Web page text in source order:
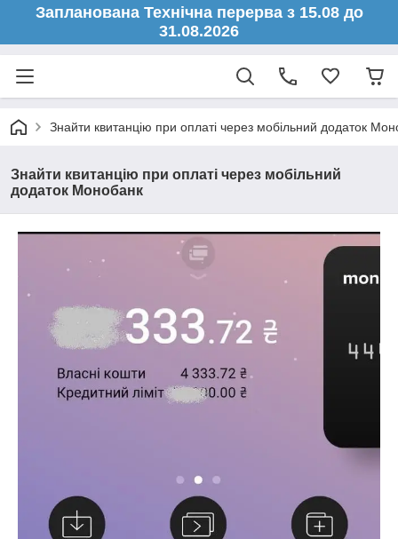
Запланована Технічна перерва з 15.08 до
31.08.2026
Знайти квитанцію при оплаті через мобільний додаток
Знайти квитанцію при оплаті через мобільний
додаток Монобанк